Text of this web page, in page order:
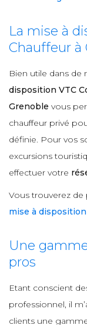
La mise à
Chauffeur à
Bien utile dans de
disposition VTC
Grenoble vous
chauffeur privé
définie. Pour vos
excursions
effectuer votre
Vous trouverez
mise à
Une
pros
Etant conscient
professionnel, il
clients une